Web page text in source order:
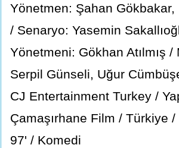
Yönetmen: Şahan
/ Senaryo: Yasemin
Yönetmeni: Gökhan Atılmış
Serpil Günseli, Uğur
CJ Entertainment Turkey /
Çamaşırhane Film / Türkiye
97' / Komedi